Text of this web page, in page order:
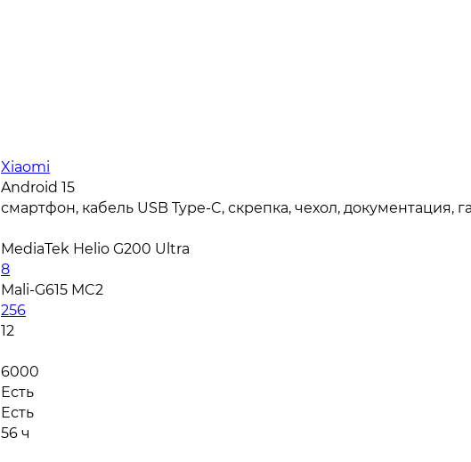
Xiaomi
Android 15
смартфон, кабель USB Type-C, скрепка, чехол, документация,
MediaTek Helio G200 Ultra
8
Mali-G615 MC2
256
12
6000
Есть
Есть
56 ч